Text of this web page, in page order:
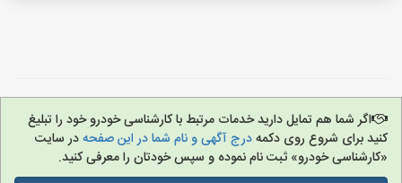
اگر شما هم تمایل دارید خدمات مرتبط با کارشناسی خودرو خود را تبلیغ
کنید برای شروع روی دکمهدرج آگهی و نام شما در این صفحهدر سایت
«کارشناسی خودرو» ثبت نام نموده و سپس خودتان را معرفی کنید.